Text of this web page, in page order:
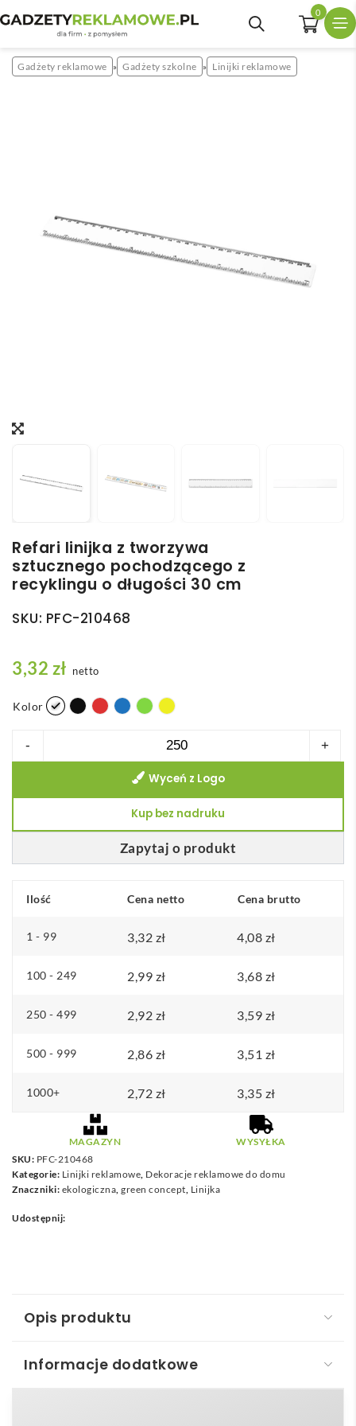
0
Gadżety reklamowe » Gadżety szkolne » Linijki reklamowe
Refari linijka z tworzywa
sztucznego pochodzącego z
recyklingu o długości 30 cm
SKU: PFC-210468
3,32 zł netto
Kolor
-
Refari
pochodzącego
30
+
Zapytaj o produkt
Wyceń z Logo
Kup bez nadruku
Ilość Cena netto Cena brutto
1 - 99 3,32 zł 4,08 zł
100 - 249 2,99 zł 3,68 zł
250 - 499 2,92 zł 3,59 zł
500 - 999 2,86 zł 3,51 zł
1000+ 2,72 zł 3,35 zł
MAGAZYN
WYSYŁKA
SKU: PFC-210468
Kategorie: Linijki reklamowe, Dekoracje reklamowe do domu
Znaczniki: ekologiczna, green concept, Linijka
Udostępnij:
Opis produktu
Informacje dodatkowe